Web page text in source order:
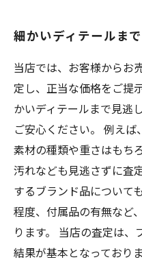
細かいディテールま
当店では、お客様からお
定し、正当な価格をご提
かいディテールまで見逃
ご安心ください。 例えば
素材の種類や重さはもち
汚れなども見逃さずに査
するブランド品について
程度、付属品の有無など
ります。 当店の査定は
結果が基本となっており